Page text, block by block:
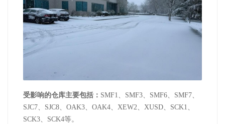
受影响的仓库主要包括： SMF1、SMF3、SMF6、SMF7、
SJC7、SJC8、OAK3、OAK4、XEW2、XUSD、SCK1、
SCK3、SCK4等。